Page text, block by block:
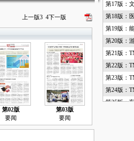
上一版3 4下一版
第02版
要闻
第03版
要闻
第17版：
第18版：
第19版：
第20版：
第21版：
第22版：
第23版：
第24版：
第25版：